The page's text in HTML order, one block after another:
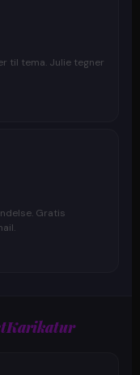
til tema. Julie tegner
Gratis